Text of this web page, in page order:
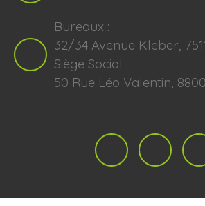
Bureaux :
32/34 Avenue Kleber,
Siège Social :
50 Rue Léo Valentin,